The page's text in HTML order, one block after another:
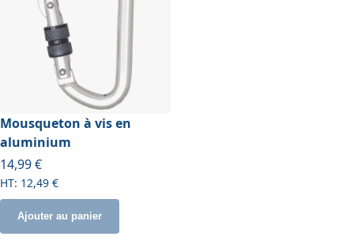
Mousqueton à vis en
aluminium
14,99 €
12,49 €
Ajouter au panier